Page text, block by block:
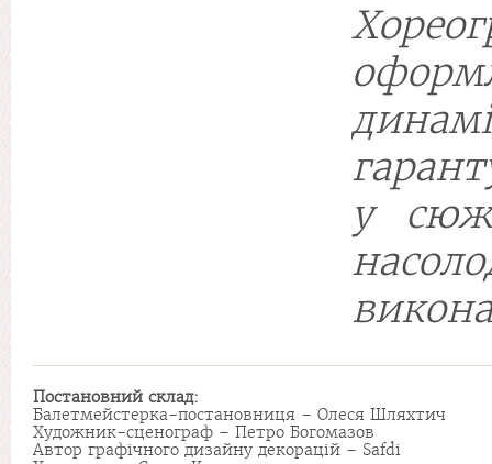
у
Постановний склад:
Балетмейстерка-постановниця – Олеся Шляхтич
Художник-сценограф – Петро Богомазов
Автор графічного дизайну декорацій – Safdi